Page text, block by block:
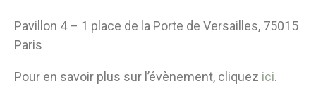
Pavillon 4 – 1 place de la Porte de Versailles, 75015
Paris
Pour en savoir plus sur l’évènement, cliquez ici.